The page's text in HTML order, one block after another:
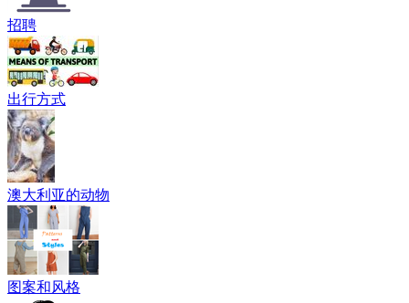
招聘
出行方式
澳大利亚的动物
图案和风格